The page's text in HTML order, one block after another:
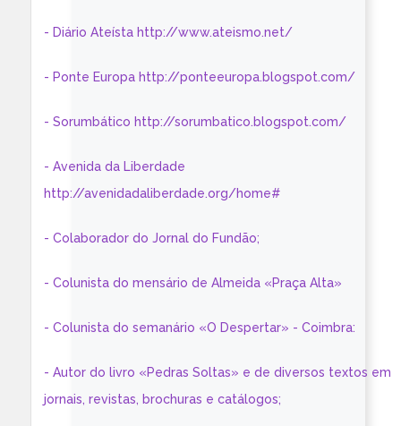
- Diário Ateísta http://www.ateismo.net/
- Ponte Europa http://ponteeuropa.blogspot.com/
- Sorumbático http://sorumbatico.blogspot.com/
- Avenida da Liberdade
http://avenidadaliberdade.org/home#
- Colaborador do Jornal do Fundão;
- Colunista do mensário de Almeida «Praça Alta»
- Colunista do semanário «O Despertar» - Coimbra:
- Autor do livro «Pedras Soltas» e de diversos textos em
jornais, revistas, brochuras e catálogos;